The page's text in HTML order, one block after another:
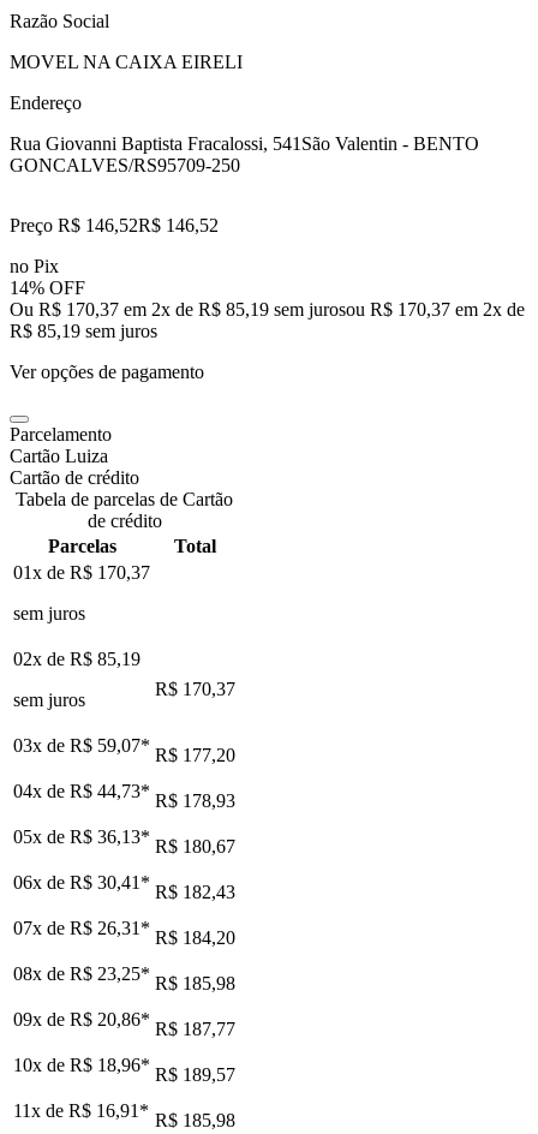
Razão Social
MOVEL NA CAIXA EIRELI
Endereço
Rua Giovanni Baptista Fracalossi, 541 São Valentin - BENTO
GONCALVES/RS95709-250
Preço R$ 146,52R$ 146,52
no Pix
14% OFF
Ou R$ 170,37 em 2x de R$ 85,19 sem jurosou R$ 170,37 em 2x de
R$ 85,19 sem juros
Ver opções de pagamento
Parcelamento
Cartão Luiza
Cartão de crédito
Tabela de parcelas de Cartão
de crédito
Parcelas
Total
01x de R$ 170,37
sem juros
02x de R$ 85,19
sem juros
R$ 170,37
03x de R$ 59,07* R$ 177,20
04x de R$ 44,73* R$ 178,93
05x de R$ 36,13* R$ 180,67
06x de R$ 30,41 * R$ 182,43
07x de R$ 26,31 * R$ 184,20
08x de R$ 23,25* R$ 185,98
09x de R$ 20,86* R$ 187,77
10x de R$ 18,96* R$ 189,57
11x de R$ 16,91 * R$ 185,98